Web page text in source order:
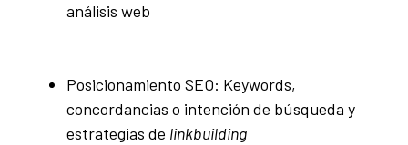
análisis web
Posicionamiento SEO: Keywords,
concordancias o intención de búsqueda y
estrategias de linkbuilding